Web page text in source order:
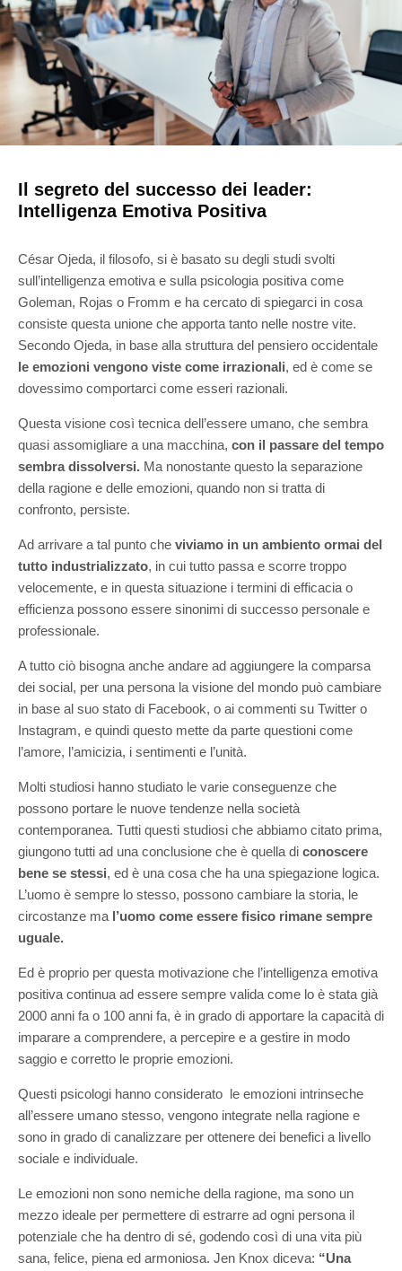
Il segreto del successo dei leader:
Intelligenza Emotiva Positiva
César Ojeda, il filosofo, si è basato su degli studi svolti
sull’intelligenza emotiva e sulla psicologia positiva come
Goleman, Rojas o Fromm e ha cercato di spiegarci in cosa
consiste questa unione che apporta tanto nelle nostre vite.
Secondo Ojeda, in base alla struttura del pensiero occidentale
le emozioni vengono viste come irrazionali, ed è come se
dovessimo comportarci come esseri razionali.
Questa visione così tecnica dell’essere umano, che sembra
quasi assomigliare a una macchina, con il passare del tempo
sembra dissolversi. Ma nonostante questo la separazione
della ragione e delle emozioni, quando non si tratta di
confronto, persiste.
Ad arrivare a tal punto che viviamo in un ambiento ormai del
tutto industrializzato, in cui tutto passa e scorre troppo
velocemente, e in questa situazione i termini di efficacia o
efficienza possono essere sinonimi di successo personale e
professionale.
A tutto ciò bisogna anche andare ad aggiungere la comparsa
dei social, per una persona la visione del mondo può cambiare
in base al suo stato di Facebook, o ai commenti su Twitter o
Instagram, e quindi questo mette da parte questioni come
l’amore, l’amicizia, i sentimenti e l’unità.
Molti studiosi hanno studiato le varie conseguenze che
possono portare le nuove tendenze nella società
contemporanea. Tutti questi studiosi che abbiamo citato prima,
giungono tutti ad una conclusione che è quella di conoscere
bene se stessi, ed è una cosa che ha una spiegazione logica.
L’uomo è sempre lo stesso, possono cambiare la storia, le
circostanze ma l’uomo come essere fisico rimane sempre
uguale.
Ed è proprio per questa motivazione che l’intelligenza emotiva
positiva continua ad essere sempre valida come lo è stata già
2000 anni fa o 100 anni fa, è in grado di apportare la capacità di
imparare a comprendere, a percepire e a gestire in modo
saggio e corretto le proprie emozioni.
Questi psicologi hanno considerato le emozioni intrinseche
all’essere umano stesso, vengono integrate nella ragione e
sono in grado di canalizzare per ottenere dei benefici a livello
sociale e individuale.
Le emozioni non sono nemiche della ragione, ma sono un
mezzo ideale per permettere di estrarre ad ogni persona il
potenziale che ha dentro di sé, godendo così di una vita più
sana, felice, piena ed armoniosa. Jen Knox diceva: “Una